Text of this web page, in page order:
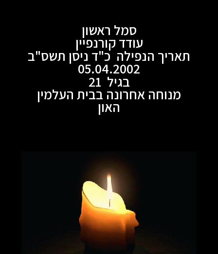
סמל ראשון
עודד קורנפיין
תאריך הנפילה כ"ד ניסן תשס"ב
05.04.2002
בגיל 21
מנוחה אחרונה בבית העלמין
האון